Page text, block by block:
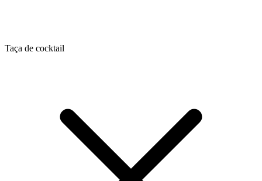
Taça de cocktail